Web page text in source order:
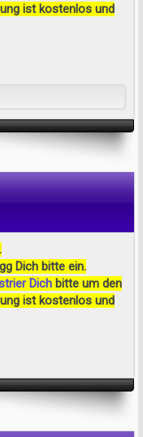
ist kostenlos und
Dich bitte ein.
Dich bitte um den
ist kostenlos und